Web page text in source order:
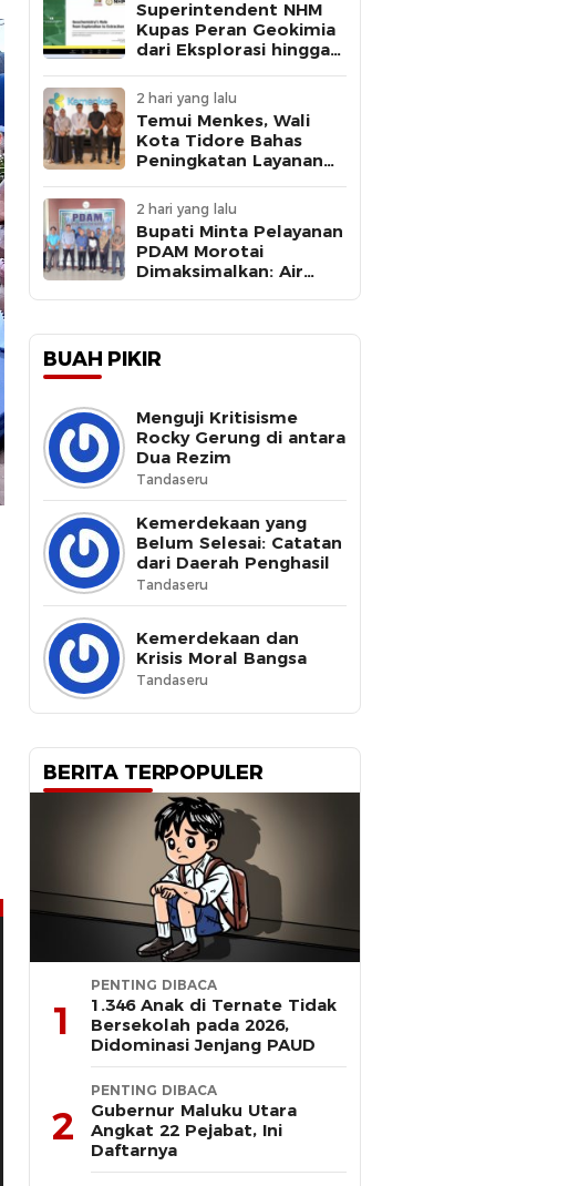
Superintendent NHM
Kupas Peran Geokimia
dari Eksplorasi hingga
Webinar MGEI-SC UNG
2 hari yang lalu
Temui Menkes, Wali
Kota Tidore Bahas
Peningkatan Layanan
2 hari yang lalu
Bupati Minta Pelayanan
PDAM Morotai
Dimaksimalkan: Air
BUAH PIKIR
Menguji Kritisisme
Rocky Gerung di antara
Dua Rezim
Tandaseru
Kemerdekaan yang
Belum Selesai: Catatan
dari Daerah Penghasil
Tandaseru
Kemerdekaan dan
Krisis Moral Bangsa
Tandaseru
BERITA TERPOPULER
1
PENTING DIBACA
1.346 Anak di Ternate Tidak
Bersekolah pada 2026,
Didominasi Jenjang PAUD
2
PENTING DIBACA
Gubernur Maluku Utara
Angkat 22 Pejabat, Ini
Daftarnya